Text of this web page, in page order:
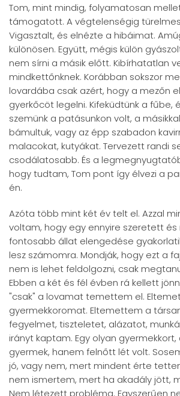
Tom, mint mindig, folyamatosan
támogatott. A végtelenségig
Vigasztalt, és elnézte a hibáimat.
különösen. Együtt, mégis külön
nem sírni a másik előtt. Kibírhatatlan
mindkettőnknek. Korábban sokszor
lovardába csak azért, hogy a mezőn
gyerkőcöt legelni. Kifeküdtünk a fűbe,
szemünk a patásunkon volt, a
bámultuk, vagy az épp szabadon
malacokat, kutyákat. Tervezett randi
csodálatosabb. És a
hogy tudtam, Tom pont így élvezi a
én.
Azóta több mint két év telt el. Azzal
voltam, hogy egy ennyire szeretett és
fontosabb állat elengedése
lesz számomra. Mondják, hogy ezt a
nem is lehet feldolgozni, csak
Ebben a két és fél évben rá kellett
"csak" a lovamat temettem el.
gyermekkoromat. Eltemettem a
fegyelmet, tiszteletet, alázatot,
irányt kaptam. Egy olyan
gyermek, hanem felnőtt lét volt.
jó, vagy nem, mert mindent érte
nem ismertem, mert ha akadály jött,
Nem létezett probléma. Egyszerűen